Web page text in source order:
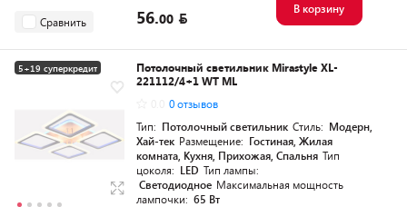
Сравнить 56.00
В корзину
5+19 суперкредит
Потолочный светильник Mirastyle XL-
221112/4+1 WT ML
0 отзывов
Тип: Потолочный светильник Стиль: Модерн,
Хай-тек Размещение: Гостиная, Жилая
комната, Кухня, Прихожая, Спальня Тип
цоколя: LED Тип лампы:
Светодиодное Максимальная мощность
лампочки: 65 Вт